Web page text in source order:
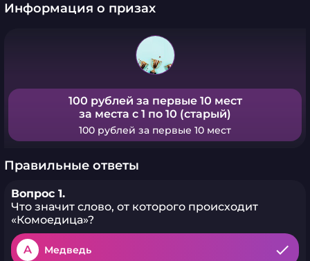
Информация о призах
100 рублей за первые 10 мест
за места с 1 по 10 (старый)
100 рублей за первые 10 мест
Правильные ответы
Вопрос 1.
Что значит слово, от которого происходит
«Комоедица»?
A Медведь